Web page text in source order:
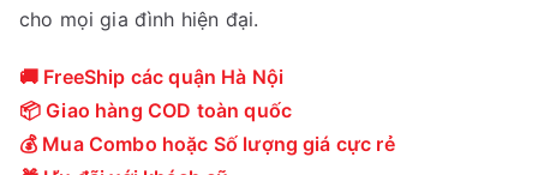
cho mọi gia đình hiện đại.
🚚 FreeShip các quận Hà Nội
📦 Giao hàng COD toàn quốc
💰 Mua Combo hoặc Số lượng giá cực rẻ